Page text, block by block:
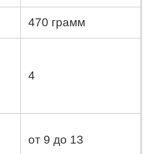
470 грамм
4
от 9 до 13